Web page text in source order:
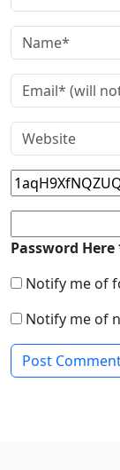
Password Here
Notify me of
Notify me of